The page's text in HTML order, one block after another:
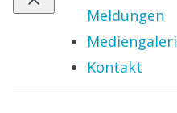
Meldungen
Kontakt